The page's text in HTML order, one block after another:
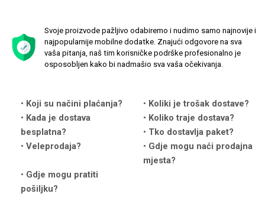
Svoje proizvode pažljivo odabiremo i nudimo samo najnovije i
najpopularnije mobilne dodatke. Znajući odgovore na sva
vaša pitanja, naš tim korisničke podrške profesionalno je
osposobljen kako bi nadmašio sva vaša očekivanja.
Koji su načini plaćanja?
Koliki je trošak dostave?
Kada je dostava
besplatna?
Koliko traje dostava?
Tko dostavlja paket?
Veleprodaja?
Gdje mogu naći prodajna
mjesta?
Gdje mogu pratiti
pošiljku?
Love motivi I Need Some Space
Quotes Collection